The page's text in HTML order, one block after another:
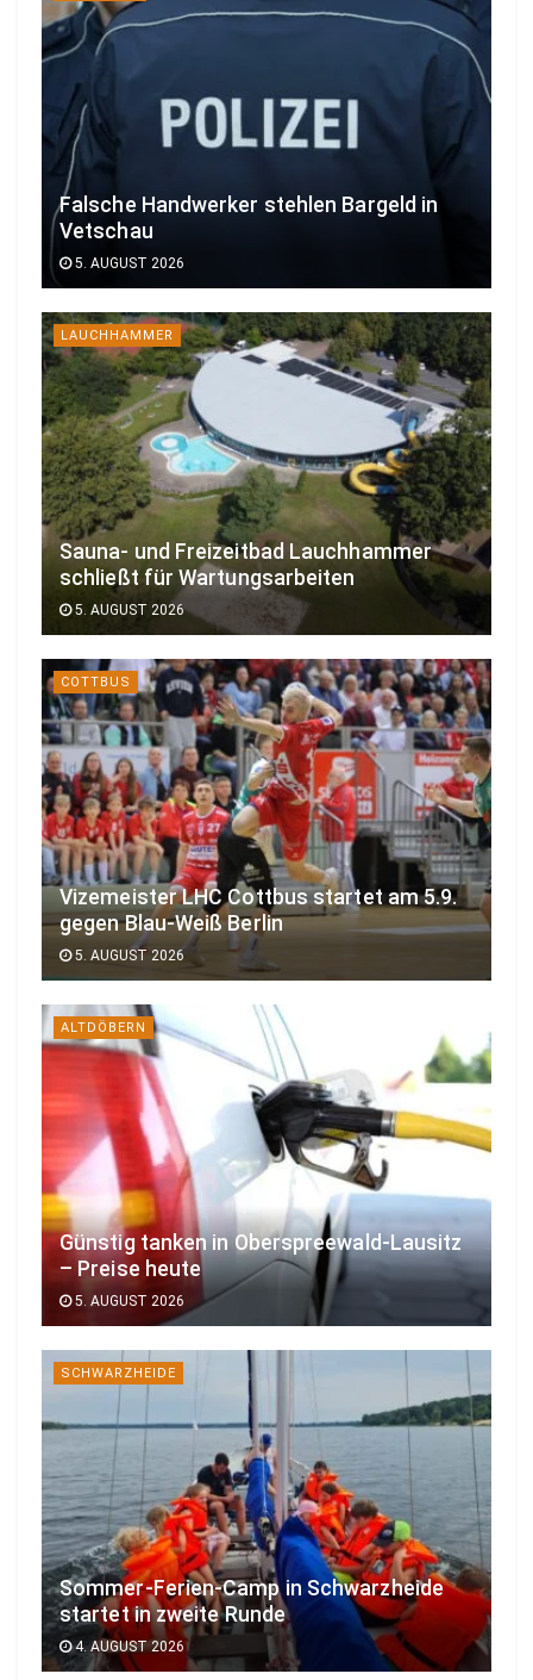
Falsche Handwerker stehlen Bargeld in
Vetschau
5. AUGUST 2026
LAUCHHAMMER
Sauna- und Freizeitbad Lauchhammer
schließt für Wartungsarbeiten
5. AUGUST 2026
COTTBUS
Vizemeister LHC Cottbus startet am 5.9.
gegen Blau-Weiß Berlin
5. AUGUST 2026
ALTDÖBERN
Günstig tanken in Oberspreewald-Lausitz
– Preise heute
5. AUGUST 2026
SCHWARZHEIDE
Sommer-Ferien-Camp in Schwarzheide
startet in zweite Runde
4. AUGUST 2026